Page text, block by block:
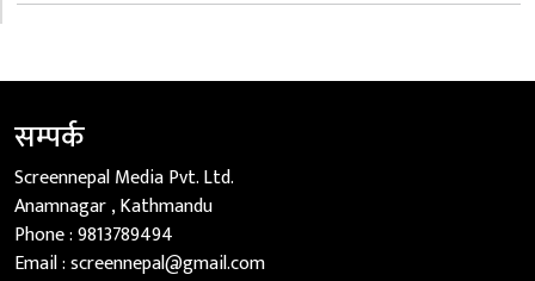
सम्पर्क
Screennepal Media Pvt. Ltd.
Anamnagar , Kathmandu
Phone :9813789494
Email :screennepal@gmail.com